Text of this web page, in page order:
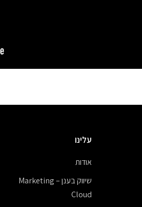
עלינו
אודות
שיווק בענן – Marketing
Cloud